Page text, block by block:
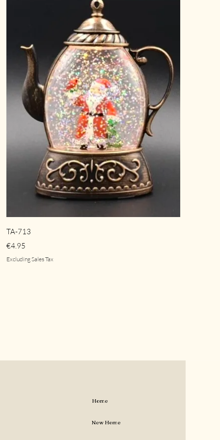
TA-713
Price
€4.95
Excluding Sales Tax
Home
New Home